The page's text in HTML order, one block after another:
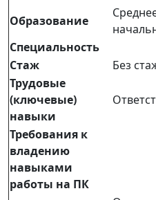
Образование
Специальность
Стаж
Без
Трудовые
(ключевые)
навыки
Требования к
владению
навыками
работы на ПК